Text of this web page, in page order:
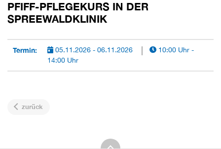
PFIFF-PFLEGEKURS IN DER
SPREEWALDKLINIK
Termin: 05.11.2026 - 06.11.2026
10:00 Uhr -
14:00 Uhr
zurück